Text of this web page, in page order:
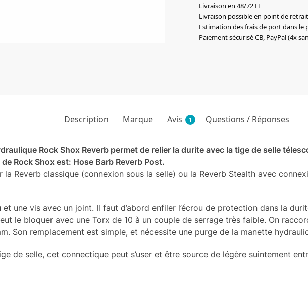
Livraison en 48/72 H
Livraison possible en point de retrait
Estimation des frais de port dans le
Paiement sécurisé CB, PayPal (4x
Description Marque Avis 1 Questions / Réponses
Rock Shox Reverb permet de relier la durite avec la tige de selle
Rock Shox est: Hose Barb Reverb Post.
la Reverb classique (connexion sous la selle) ou la Reverb Stealth avec
une vis avec un joint. Il faut d’abord enfiler l’écrou de protection dans la
le bloquer avec une Torx de 10 à un couple de serrage très faible. On
Son remplacement est simple, et nécessite une purge de la manette
de selle, cet connectique peut s’user et être source de légère suintement